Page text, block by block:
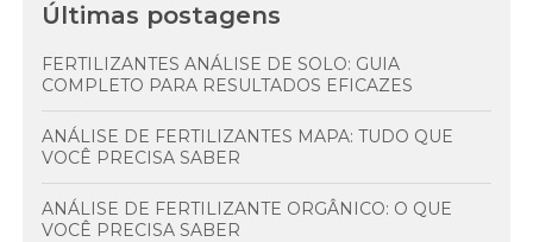
Últimas postagens
FERTILIZANTES ANÁLISE DE SOLO: GUIA
COMPLETO PARA RESULTADOS EFICAZES
ANÁLISE DE FERTILIZANTES MAPA: TUDO QUE
VOCÊ PRECISA SABER
ANÁLISE DE FERTILIZANTE ORGÂNICO: O QUE
VOCÊ PRECISA SABER